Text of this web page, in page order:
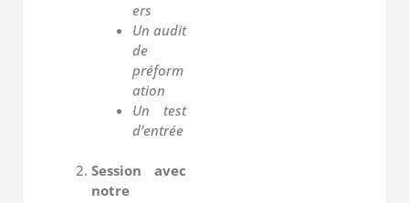
ers
Un audit
de
préform
ation
Un test
d’entrée
Session avec
notre